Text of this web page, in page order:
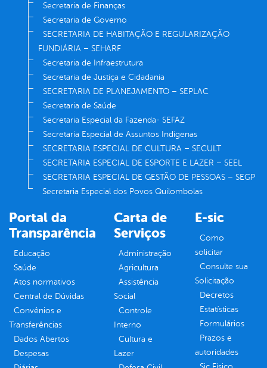
Secretaria de Finanças
Secretaria de Governo
SECRETARIA DE HABITAÇÃO E REGULARIZAÇÃO
FUNDIÁRIA – SEHARF
Secretaria de Infraestrutura
Secretaria de Justiça e Cidadania
SECRETARIA DE PLANEJAMENTO – SEPLAC
Secretaria de Saúde
Secretaria Especial da Fazenda- SEFAZ
Secretaria Especial de Assuntos Indígenas
SECRETARIA ESPECIAL DE CULTURA – SECULT
SECRETARIA ESPECIAL DE ESPORTE E LAZER – SEEL
SECRETARIA ESPECIAL DE GESTÃO DE PESSOAS – SEGP
Secretaria Especial dos Povos Quilombolas
Portal da
Transparência
Educação
Saúde
Atos normativos
Central de Dúvidas
Convênios e
Transferências
Dados Abertos
Despesas
Carta de
Serviços
Administração
Agricultura
Assistência
Social
Controle
Interno
Cultura e
Lazer
E-sic
Como
solicitar
Consulte sua
Solicitação
Decretos
Estatísticas
Formulários
Prazos e
autoridades